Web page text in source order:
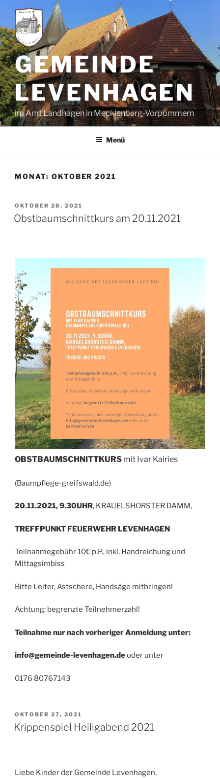
GEMEINDE
LEVENHAGEN
im Amt Landhagen in Mecklenburg-Vorpommern
Menü
MONAT: OKTOBER 2021
OKTOBER 28, 2021
Obstbaumschnittkurs am 20.11.2021
OBSTBAUMSCHNITTKURS mit Ivar Kairies
(Baumpflege-greifswald.de)
20.11.2021, 9.30UHR, KRAUELSHORSTER DAMM,
TREFFPUNKT FEUERWEHR LEVENHAGEN
Teilnahmegebühr 10€ p.P., inkl. Handreichung und
Mittagsimbiss
Bitte Leiter, Astschere, Handsäge mitbringen!
Achtung: begrenzte Teilnehmerzahl!
Teilnahme nur nach vorheriger Anmeldung unter:
info@gemeinde-levenhagen.deoder unter
0176 80767143
OKTOBER 27, 2021
Krippenspiel Heiligabend 2021
Liebe Kinder der Gemeinde Levenhagen,